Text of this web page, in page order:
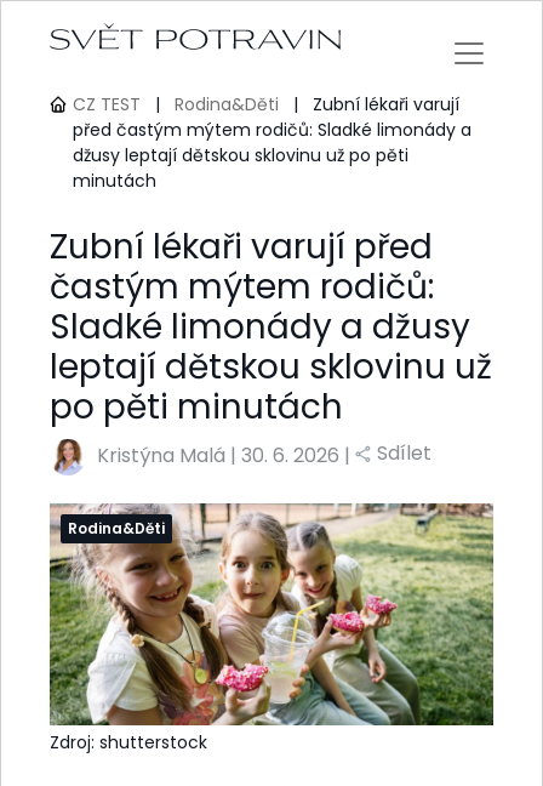
CZ TEST | Rodina&Děti |
Zubní lékaři varují
před častým mýtem rodičů: Sladké limonády a
džusy leptají dětskou sklovinu už po pěti
minutách
Zubní lékaři varují před
častým mýtem rodičů:
Sladké limonády a džusy
leptají dětskou sklovinu už
po pěti minutách
Kristýna Malá | 30. 6. 2026 | Sdílet
Rodina&Děti
Zdroj: shutterstock